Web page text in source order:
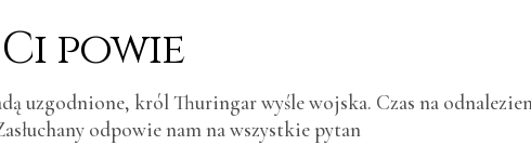
powie
uzgodnione, król Thuringar wyśle wojska. Czas na
odpowie nam na wszystkie pytan